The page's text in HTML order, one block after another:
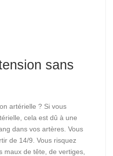
sans
artérielle ? Si vous
cela est dû à une
dans vos artères. Vous
de 14/9. Vous risquez
maux de tête, de vertiges,